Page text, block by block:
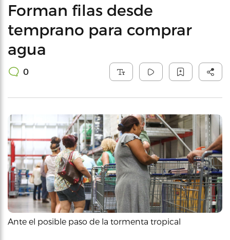
Forman filas desde
temprano para comprar
agua
0
Ante el posible paso de la tormenta tropical